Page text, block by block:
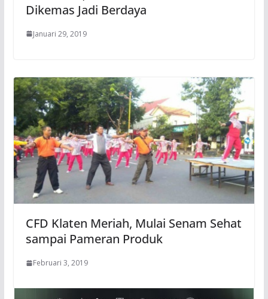
Dikemas Jadi Berdaya
Januari 29, 2019
CFD Klaten Meriah, Mulai Senam Sehat
sampai Pameran Produk
Februari 3, 2019